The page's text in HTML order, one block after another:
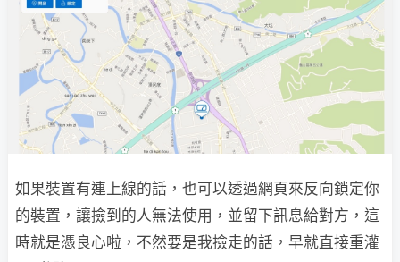
如果裝置有連上線的話，也可以透過網頁來反向鎖定你
的裝置，讓撿到的人無法使用，並留下訊息給對方，這
時就是憑良心啦，不然要是我撿走的話，早就直接重灌